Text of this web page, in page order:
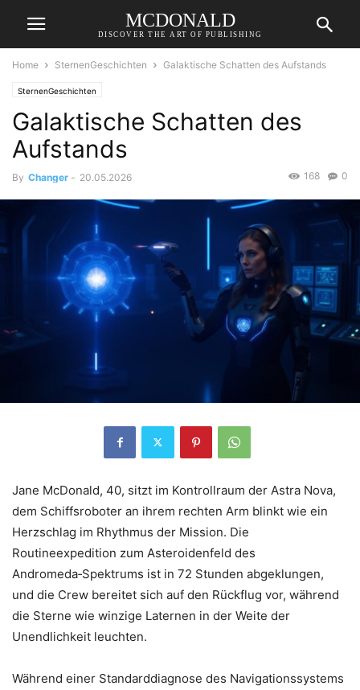
MCDONALD
DISCOVER THE ART OF PUBLISHING
Home SternenGeschichten Galaktische Schatten des Aufstands
SternenGeschichten
Galaktische Schatten des
Aufstands
By Changer - 20.05.2026 0
168
Jane McDonald, 40, sitzt im Kontrollraum der Astra Nova,
dem Schiffsroboter an ihrem rechten Arm blinkt wie ein
Herzschlag im Rhythmus der Mission. Die
Routineexpedition zum Asteroidenfeld des
Andromeda‑Spektrums ist in 72 Stunden abgeklungen,
und die Crew bereitet sich auf den Rückflug vor, während
die Sterne wie winzige Laternen in der Weite der
Unendlichkeit leuchten.
Während einer Standarddiagnose des Navigationssystems